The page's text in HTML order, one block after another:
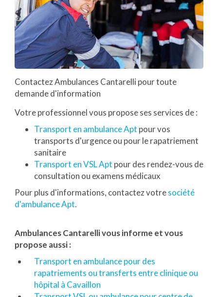
Contactez Ambulances Cantarelli pour toute
demande d'information
Votre professionnel vous propose ses services de :
Transport en ambulance Apt pour vos
transports d'urgence ou pour le rapatriement
sanitaire
Transport en VSL Apt pour des rendez-vous de
consultation ou examens médicaux
Pour plus d'informations, contactez votresociété
d'ambulance Apt.
Ambulances Cantarelli vous informe et vous
propose aussi :
Transport en ambulance pour des
rapatriements ou transferts entre clinique ou
hôpital à Cavaillon